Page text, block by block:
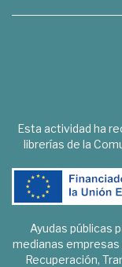
Esta actividad ha
librerías de la
Ayudas públicas
medianas empresas
Recuperación,